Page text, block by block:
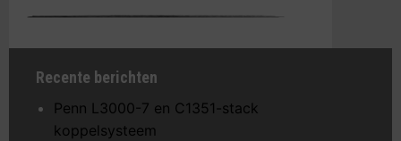
Recente berichten
Penn L3000-7 en C1351-stack
koppelsysteem